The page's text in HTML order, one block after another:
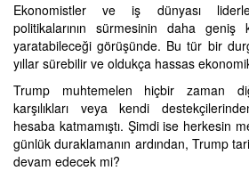
Ekonomistler ve iş dünyası
politikalarının sürmesinin daha geniş
yaratabileceği görüşünde. Bu tür bir
yıllar sürebilir ve oldukça hassas
Trump muhtemelen hiçbir zaman
karşılıkları veya kendi
hesaba katmamıştı. Şimdi ise herkesin
günlük duraklamanın ardından, Trump
devam edecek mi?